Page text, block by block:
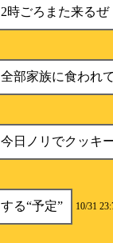
2時ごろまた来るぜ
全部家族に食われ
今日ノリでクッキ
する“予定” 10/31